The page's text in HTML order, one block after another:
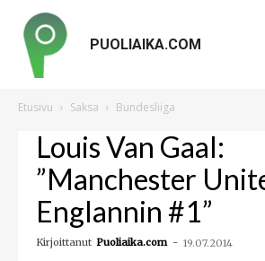
PUOLIAIKA.COM
Etusivu Saksa Bundesliiga
Louis Van Gaal:
”Manchester
Englannin #1”
Kirjoittanut Puoliaika.com - 19.07.2014